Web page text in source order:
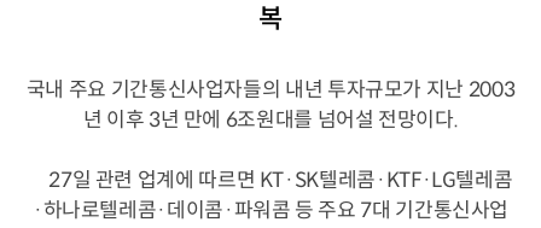
복
국내 주요 기간통신사업자들의 내년 투자규모가 지난 2003
년 이후 3년 만에 6조원대를 넘어설 전망이다.
27일 관련 업계에 따르면 KT·SK텔레콤·KTF·LG텔레콤
·하나로텔레콤·데이콤·파워콤 등 주요 7대 기간통신사업